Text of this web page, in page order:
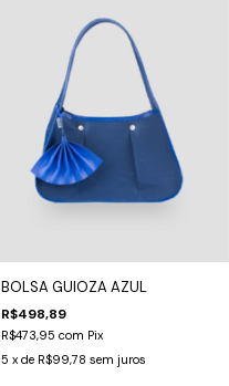
BOLSA GUIOZA AZUL
R$498,89
R$473,95 com Pix
5 x de R$99,78 sem juros